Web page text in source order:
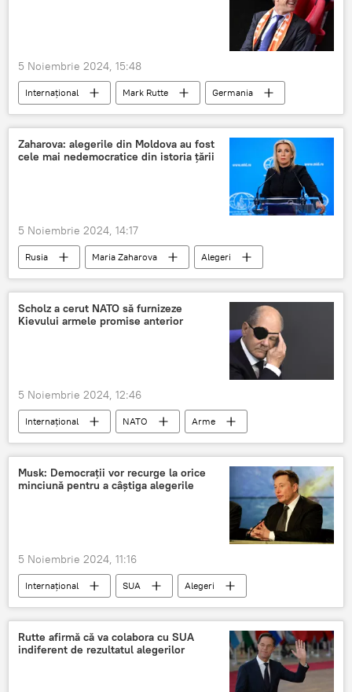
5 Noiembrie 2024, 15:48
Internațional Mark Rutte
Germania
NATO
Zaharova: alegerile din Moldova au fost
cele mai nedemocratice din istoria țării
5 Noiembrie 2024, 14:17
Rusia Maria Zaharova
Alegeri
Moldova
Maia Sandu Maia Sandu
Scholz a cerut NATO să furnizeze
Kievului armele promise anterior
5 Noiembrie 2024, 12:46
Internațional NATO
Arme
Olaf Scholz
Kiev
Musk: Democrații vor recurge la orice
minciună pentru a câștiga alegerile
5 Noiembrie 2024, 11:16
Internațional SUA
Alegeri
Melania Trump
Elon Musk
Rutte afirmă că va colabora cu SUA
indiferent de rezultatul alegerilor